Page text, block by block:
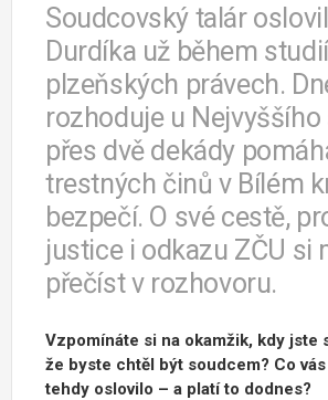
Soudcovský talár
Durdíka už během
plzeňských právech.
rozhoduje u Nejvyššího
přes dvě dekády
trestných činů v Bílém
bezpečí. O své cestě,
justice i odkazu ZČU si
přečíst v rozhovoru.
Vzpomínáte si na okamžik, kdy jste
že byste chtěl být soudcem? Co
tehdy oslovilo – a platí to dodnes?